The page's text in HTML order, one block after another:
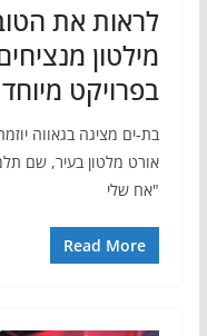
לראות את
מילטון
בפרויקט מיוחד
בת-ים מציגה בגאווה
אורט מלטון בעיר, שם
"אח שלי
Read More